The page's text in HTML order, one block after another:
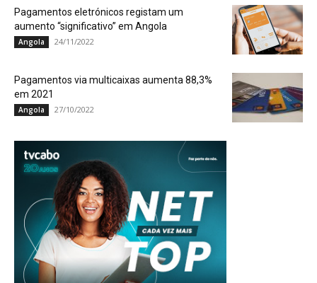
Pagamentos eletrónicos registam um
aumento “significativo” em Angola
Angola 24/11/2022
Pagamentos via multicaixas aumenta 88,3%
em 2021
Angola 27/10/2022